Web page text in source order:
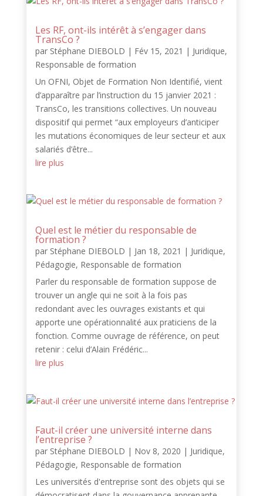
Les RF, ont-ils intérêt à s’engager dans
TransCo ?
par Stéphane DIEBOLD | Fév 15, 2021 | Juridique,
Responsable de formation
Un OFNI, Objet de Formation Non Identifié, vient
d’apparaître par l’instruction du 15 janvier 2021 :
TransCo, les transitions collectives. Un nouveau
dispositif qui permet “aux employeurs d’anticiper
les mutations économiques de leur secteur et aux
salariés d’être...
lire plus
Quel est le métier du responsable de
formation ?
par Stéphane DIEBOLD | Jan 18, 2021 | Juridique,
Pédagogie, Responsable de formation
Parler du responsable de formation suppose de
trouver un angle qui ne soit à la fois pas
redondant avec les ouvrages existants et qui
apporte une opérationnalité aux praticiens de la
fonction. Comme ouvrage de référence, on peut
retenir : celui d’Alain Frédéric...
lire plus
Faut-il créer une université interne dans
l’entreprise ?
par Stéphane DIEBOLD | Nov 8, 2020 | Juridique,
Pédagogie, Responsable de formation
Les universités d'entreprise sont des objets qui se